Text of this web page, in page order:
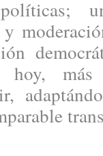
políticas;
hoy,